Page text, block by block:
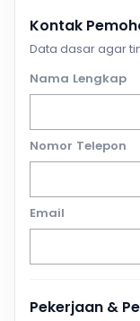
Kontak
Data dasar agar
Nama Lengkap
Nomor Telepon
Email
Pekerjaan &